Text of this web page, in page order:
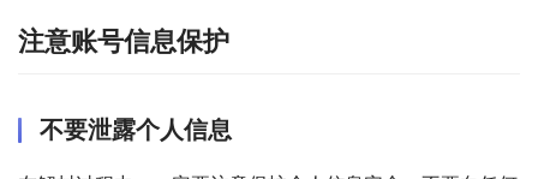
注意账号信息保护
不要泄露个人信息